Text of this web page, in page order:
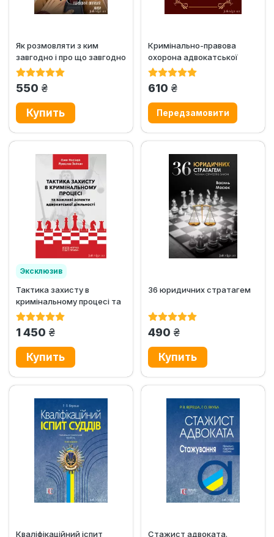
Як розмовляти з ким
завгодно і про що завгодно
550 грн.
Кримінально-правова
охорона адвокатської
діяльності в Україні
610 грн.
Эксклюзив
Хит продаж
Тактика захисту в
кримінальному процесі та
важливі аспекти
1 450 грн.
36 юридичних стратагем
490 грн.
Кваліфікаційний іспит Стажист адвоката.